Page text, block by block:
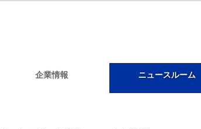
企業情報 ニュースルーム